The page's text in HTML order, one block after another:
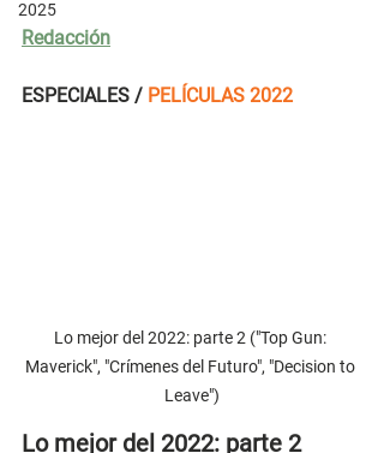
2025
Redacción
ESPECIALES /
Lo mejor del 2022: parte 2 ("Top Gun:
Maverick", "Crímenes del Futuro", "Decision to
Leave")
Lo mejor del 2022: parte 2